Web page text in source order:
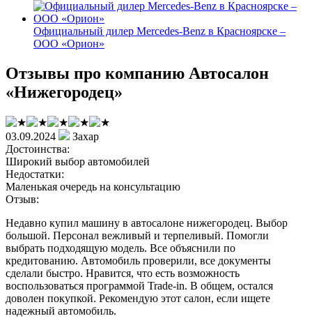
Официальный дилер Mercedes-Benz в Красноярске –
ООО «Орион»
Отзывы про компанию Автосалон
«Нижегородец»
03.09.2024
Захар
Достоинства:
Широкий выбор автомобилей
Недостатки:
Маленькая очередь на консультацию
Отзыв:
Недавно купил машину в автосалоне нижегородец. Выбор
большой. Персонал вежливый и терпеливый. Помогли
выбрать подходящую модель. Все объяснили по
кредитованию. Автомобиль проверили, все документы
сделали быстро. Нравится, что есть возможность
воспользоваться программой Trade-in. В общем, остался
доволен покупкой. Рекомендую этот салон, если ищете
надежный автомобиль.